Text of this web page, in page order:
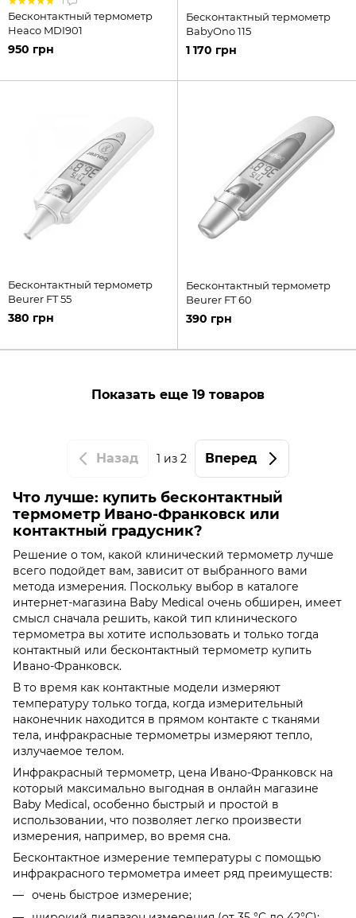
Бесконтактный термометр
Heaco MDI901
950 грн
Бесконтактный термометр
BabyOno 115
1 170 грн
Бесконтактный термометр
Beurer FT 55
380 грн
Бесконтактный термометр
Beurer FT 60
390 грн
Показать еще 19 товаров
Назад 1 из 2 Вперед
Что лучше: купить бесконтактный
термометр Ивано-Франковск или
контактный градусник?
Решение о том, какой клинический термометр лучше
всего подойдет вам, зависит от выбранного вами
метода измерения. Поскольку выбор в каталоге
интернет-магазина Baby Medical очень обширен, имеет
смысл сначала решить, какой тип клинического
термометра вы хотите использовать и только тогда
контактный или бесконтактный термометр купить
Ивано-Франковск.
В то время как контактные модели измеряют
температуру только тогда, когда измерительный
наконечник находится в прямом контакте с тканями
тела, инфракрасные термометры измеряют тепло,
излучаемое телом.
Инфракрасный термометр, цена Ивано-Франковск на
который максимально выгодная в онлайн магазине
Baby Medical, особенно быстрый и простой в
использовании, что позволяет легко произвести
измерения, например, во время сна.
Бесконтактное измерение температуры с помощью
инфракрасного термометра имеет ряд преимуществ:
очень быстрое измерение;